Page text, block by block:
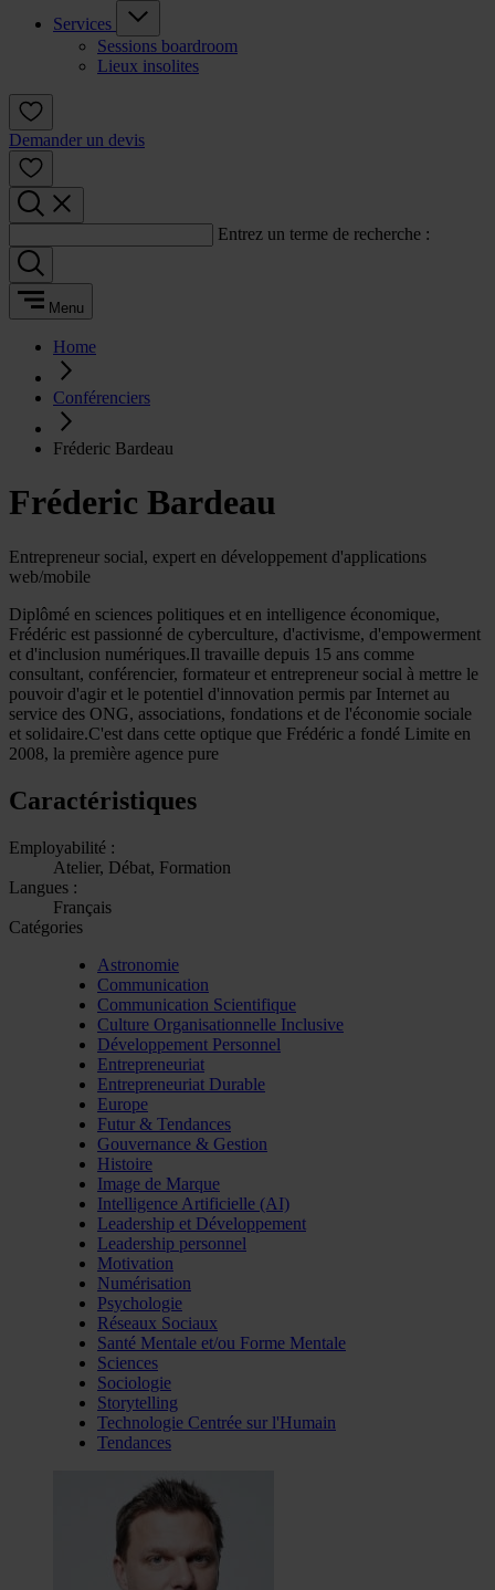
Services
Sessions boardroom
Lieux insolites
Demander un devis
Entrez un terme de recherche :
Menu
Home
Conférenciers
Fréderic Bardeau
Fréderic Bardeau
Entrepreneur social, expert en développement d'applications
web/mobile
Diplômé en sciences politiques et en intelligence économique,
Frédéric est passionné de cyberculture, d'activisme, d'empowerment
et d'inclusion numériques.Il travaille depuis 15 ans comme
consultant, conférencier, formateur et entrepreneur social à mettre le
pouvoir d'agir et le potentiel d'innovation permis par Internet au
service des ONG, associations, fondations et de l'économie sociale
et solidaire.C'est dans cette optique que Frédéric a fondé Limite en
2008, la première agence pure
Caractéristiques
Employabilité :
Atelier, Débat, Formation
Langues :
Français
Catégories
Astronomie
Communication
Communication Scientifique
Culture Organisationnelle Inclusive
Développement Personnel
Entrepreneuriat
Entrepreneuriat Durable
Europe
Futur & Tendances
Gouvernance & Gestion
Histoire
Image de Marque
Intelligence Artificielle (AI)
Leadership et Développement
Leadership personnel
Motivation
Numérisation
Psychologie
Réseaux Sociaux
Santé Mentale et/ou Forme Mentale
Sciences
Sociologie
Storytelling
Technologie Centrée sur l'Humain
Tendances